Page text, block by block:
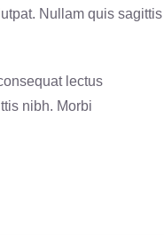
Nullam quis sagittis
lectus
nibh. Morbi